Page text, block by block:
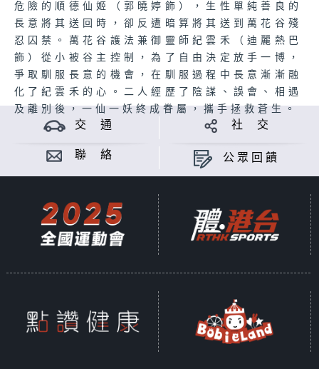
危險的順德仙姬（郭曉婷飾），生性單純善良的
長意將其送回時，卻反遭暗算將其送到萬花谷殘
忍囚禁。萬花谷護法兼御靈師紀雲禾（迪麗熱巴
飾）從小被谷主控制，為了自由決定放手一博，
爭取馴服長意的機會，在馴服過程中長意漸漸融
化了紀雲禾的心。二人經歷了陰謀、誤會、相遇
及離別後，一仙一妖終成眷屬，攜手拯救蒼生。
交 通 社 交
聯 絡 公眾回饋